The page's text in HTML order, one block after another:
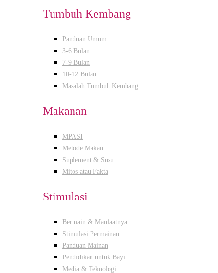
Tumbuh Kembang
Panduan Umum
3-6 Bulan
7-9 Bulan
10-12 Bulan
Masalah Tumbuh Kembang
Makanan
MPASI
Metode Makan
Suplement & Susu
Mitos atau Fakta
Stimulasi
Bermain & Manfaatnya
Stimulasi Permainan
Panduan Mainan
Pendidikan untuk Bayi
Media & Teknologi